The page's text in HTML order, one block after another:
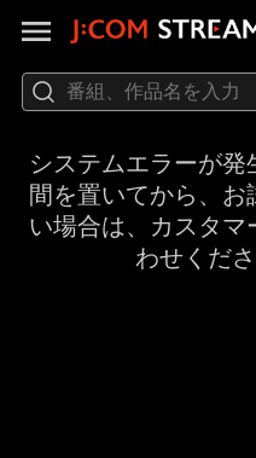
システムエラーが
間を置いてから、
い場合は、カスタマ
わせくだ